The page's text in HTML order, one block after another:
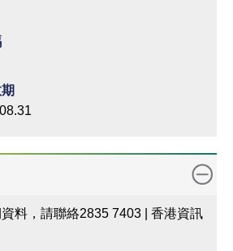
料，請聯絡2835 7403 | 香港資訊